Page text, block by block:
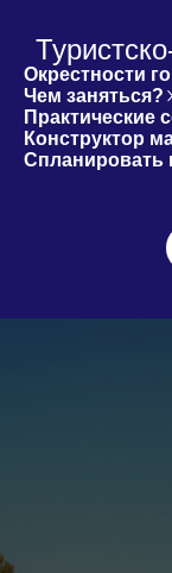
Окрестности
Чем заняться?
Практические
Конструктор
Спланировать